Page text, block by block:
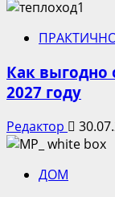
Как выгодно
2027 году
Редактор
ДОМ